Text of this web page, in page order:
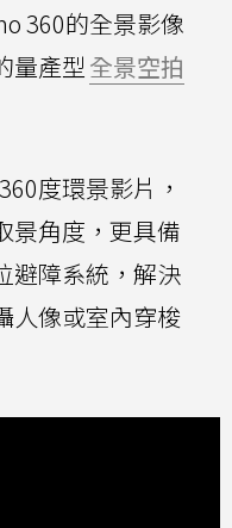
360的全景影像
量產型 全景空拍
度環景影片，
景角度，更具備
避障系統，解決
人像或室內穿梭